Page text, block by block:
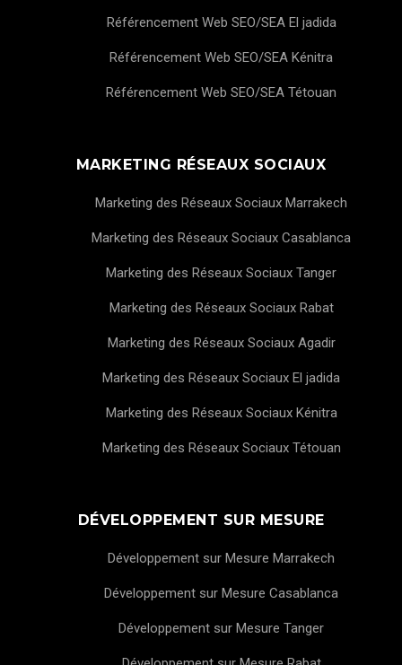
Référencement Web SEO/SEA El jadida
Référencement Web SEO/SEA Kénitra
Référencement Web SEO/SEA Tétouan
MARKETING RÉSEAUX SOCIAUX
Marketing des Réseaux Sociaux Marrakech
Marketing des Réseaux Sociaux Casablanca
Marketing des Réseaux Sociaux Tanger
Marketing des Réseaux Sociaux Rabat
Marketing des Réseaux Sociaux Agadir
Marketing des Réseaux Sociaux El jadida
Marketing des Réseaux Sociaux Kénitra
Marketing des Réseaux Sociaux Tétouan
DÉVELOPPEMENT SUR MESURE
Développement sur Mesure Marrakech
Développement sur Mesure Casablanca
Développement sur Mesure Tanger